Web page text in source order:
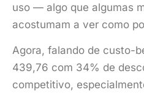
uso — algo que algumas
acostumam a ver como
Agora, falando de custo-
439,76 com 34% de
competitivo,